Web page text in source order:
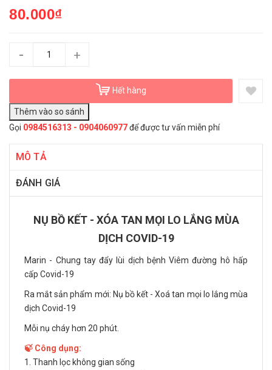
80.000₫
- +
Hết hàng
Gọi 0984516313 - 0904060977để được tư vấn miễn phí
MÔ TẢ
ĐÁNH GIÁ
NỤ BỒ KẾT - XÓA TAN MỌI LO LẮNG MÙA
DỊCH COVID-19
Marin - Chung tay đẩy lùi dịch bệnh Viêm đường hô hấp
cấp Covid-19
Ra mắt sản phẩm mới: Nụ bồ kết - Xoá tan mọi lo lắng mùa
dịch Covid-19
Mỗi nụ cháy hơn 20 phút.
🍃 Công dụng:
1. Thanh lọc không gian sống